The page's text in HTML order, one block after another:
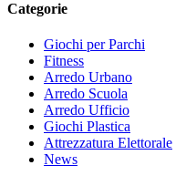
Categorie
Giochi per Parchi
Fitness
Arredo Urbano
Arredo Scuola
Arredo Ufficio
Giochi Plastica
Attrezzatura Elettorale
News